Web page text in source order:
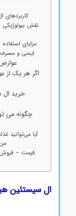
کاربردهای ال
نقش بیولوژیکی ال
مزایای استفاده
ایمنی و مصرف ال
عوارض
اگر هر یک از
خرید ال
چگونه می
آیا می‌توانید
من
فیمت – فروش ال
ال سیستئین